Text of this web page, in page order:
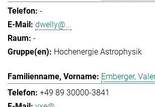
-
dwelly@...
-
Hochenergie Astrophysik
Emberger,
+49 89 30000-3841